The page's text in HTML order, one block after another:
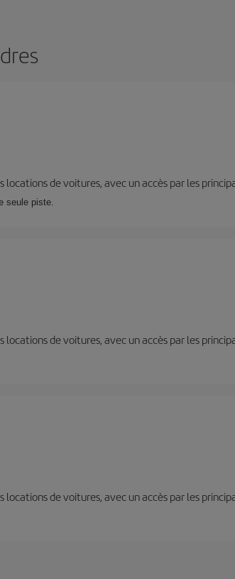
de voitures, avec un accès par les
seule piste.
de voitures, avec un accès par les
de voitures, avec un accès par les